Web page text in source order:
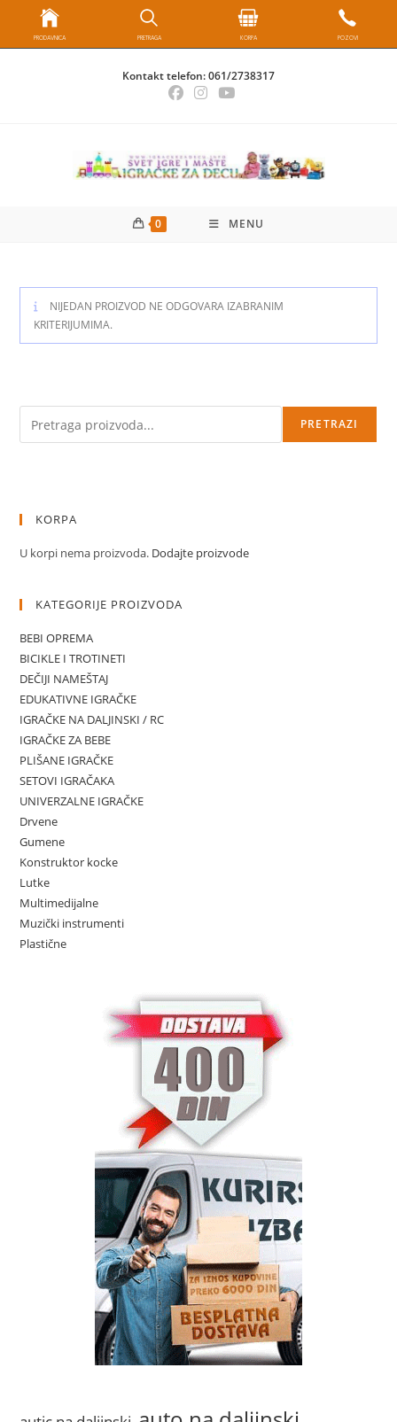
Kontakt telefon:061/2738317
0 MENU
NIJEDAN PROIZVOD NE ODGOVARA IZABRANIM
KRITERIJUMIMA.
PRETRAZI
KORPA
U korpi nema proizvoda. Dodajte proizvode
KATEGORIJE PROIZVODA
BEBI OPREMA
BICIKLE I TROTINETI
DEČIJI NAMEŠTAJ
EDUKATIVNE IGRAČKE
IGRAČKE NA DALJINSKI / RC
IGRAČKE ZA BEBE
PLIŠANE IGRAČKE
SETOVI IGRAČAKA
UNIVERZALNE IGRAČKE
Drvene
Gumene
Konstruktor kocke
Lutke
Multimedijalne
Muzički instrumenti
Plastične
PRODAVNICA PRETRAGA KORPA POZOVI